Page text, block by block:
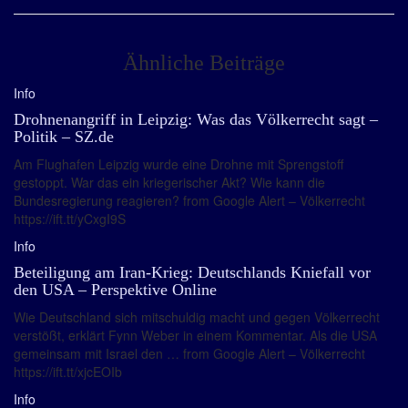
Ähnliche Beiträge
Info
Drohnenangriff in Leipzig: Was das Völkerrecht sagt –
Politik – SZ.de
Am Flughafen Leipzig wurde eine Drohne mit Sprengstoff
gestoppt. War das ein kriegerischer Akt? Wie kann die
Bundesregierung reagieren? from Google Alert – Völkerrecht
https://ift.tt/yCxgI9S
Info
Beteiligung am Iran-Krieg: Deutschlands Kniefall vor
den USA – Perspektive Online
Wie Deutschland sich mitschuldig macht und gegen Völkerrecht
verstößt, erklärt Fynn Weber in einem Kommentar. Als die USA
gemeinsam mit Israel den … from Google Alert – Völkerrecht
https://ift.tt/xjcEOIb
Info